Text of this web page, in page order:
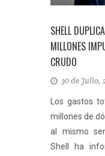
SHELL
MILLONES
CRUDO
30 de Julio,
Los gastos
millones de
al mismo
Shell ha